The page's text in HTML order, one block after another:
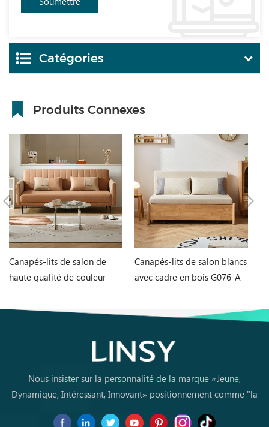
Catégories
Produits Connexes
Canapés-lits de salon de
haute qualité de couleur
Canapés-lits de salon blancs
avec cadre en bois G076-A
Nous insister sur la personnalité de la marque «Jeune,
Dynamique, Intéressant, Innovant» positionnement comme "la